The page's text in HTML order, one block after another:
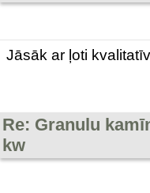
Jāsāk ar ļoti
Re: Granulu
kw